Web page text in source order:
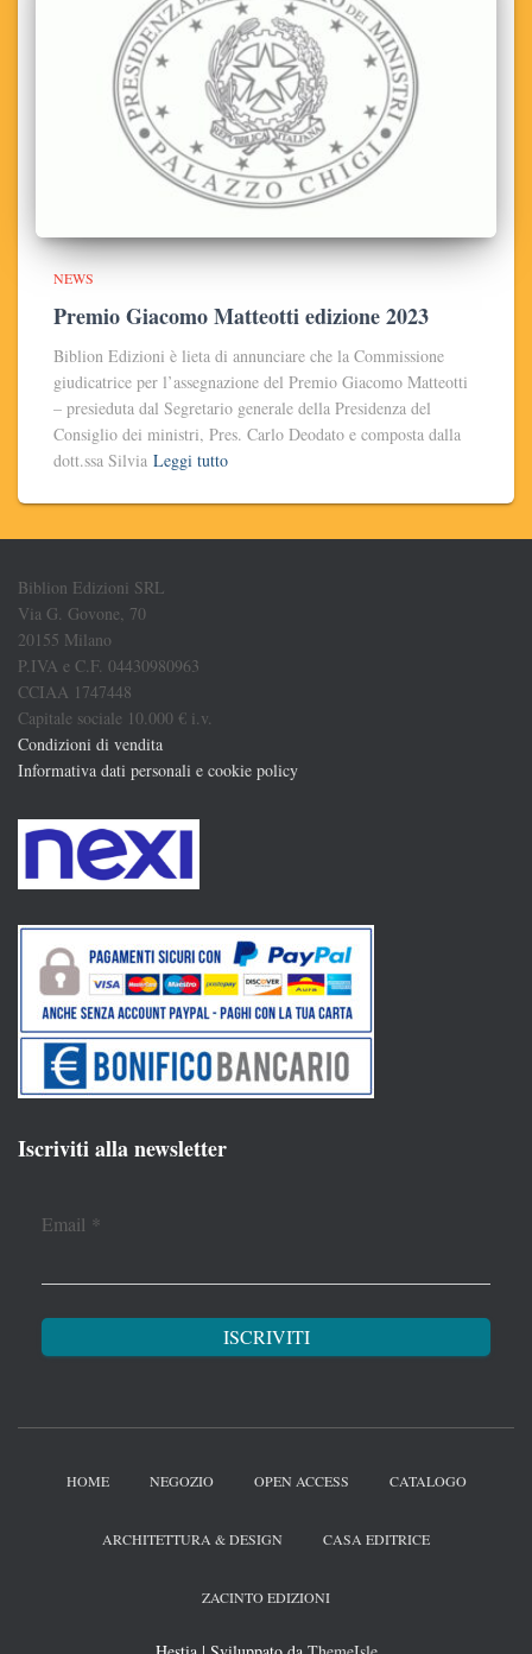
NEWS
Premio Giacomo Matteotti edizione 2023
Biblion Edizioni è lieta di annunciare che la Commissione
giudicatrice per l’assegnazione del Premio Giacomo Matteotti
– presieduta dal Segretario generale della Presidenza del
Consiglio dei ministri, Pres. Carlo Deodato e composta dalla
dott.ssa Silvia Leggi tutto
Biblion Edizioni SRL
Via G. Govone, 70
20155 Milano
P.IVA e C.F. 04430980963
CCIAA 1747448
Capitale sociale 10.000 € i.v.
Condizioni di vendita
Informativa dati personali e cookie policy
Iscriviti alla newsletter
Email *
HOME NEGOZIO OPEN ACCESS CATALOGO
ARCHITETTURA & DESIGN CASA EDITRICE
ZACINTO EDIZIONI